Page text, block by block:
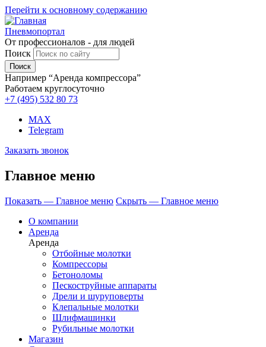
Перейти к основному содержанию
Пневмопортал
От профессионалов - для людей
Поиск
Например “Аренда компрессора”
Работаем круглосуточно
+7 (495) 532 80 73
MAX
Telegram
Заказать звонок
Главное меню
Показать — Главное меню Скрыть — Главное меню
О компании
Аренда
Аренда
Отбойные молотки
Компрессоры
Бетоноломы
Пескоструйные аппараты
Дрели и шуруповерты
Клепальные молотки
Шлифмашинки
Рубильные молотки
Магазин